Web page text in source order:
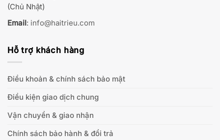
(Chủ Nhật)
Email: info@haitrieu.com
Hỗ trợ khách hàng
Điều khoản & chính sách bảo mật
Điều kiện giao dịch chung
Vận chuyển & giao nhận
Chính sách bảo hành & đổi trả